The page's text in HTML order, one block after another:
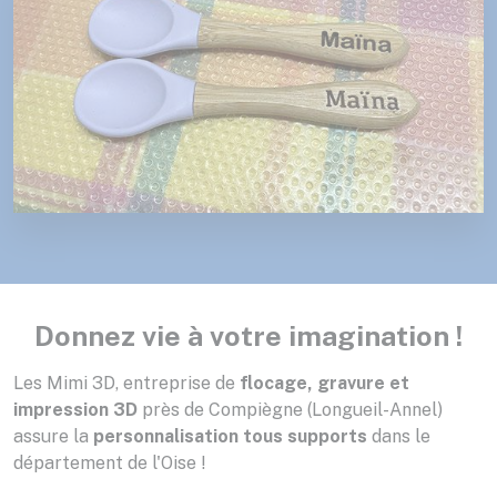
Donnez vie à votre imagination !
Les Mimi 3D, entreprise de flocage, gravure et
impression 3D près de Compiègne (Longueil-Annel)
assure la personnalisation tous supports dans le
département de l'Oise !